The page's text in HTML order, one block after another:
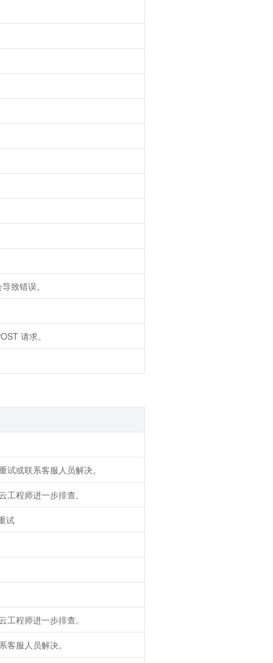
致错误。
请求。
试或联系客服人员解决。
工程师进一步排查。
试
工程师进一步排查。
客服人员解决。